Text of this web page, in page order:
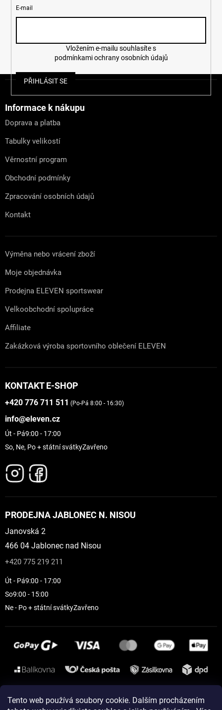
Tento web používá soubory cookie. Dalším procházením
E-mail
podmínkami ochrany osobních údajů
PŘIHLÁSIT SE
Informace k nákupu
Doprava a platba
Tabulky velikostí
Věrnostní program
Obchodní podmínky
Zpracování osobních údajů
Kontakt
Výměna nebo vrácení zboží
Moje objednávka
Prodejna ELEVEN sportswear
Velkoobchodní spolupráce
Affiliate
Zakázková výroba sportovního oblečení ELEVEN
KONTAKT E-SHOP
+420 776 711 511 (Po-Pá 8:00 - 16:30)
info@eleven.cz
Út - Pá9:00 - 17:00
So, Ne, Po + státní svátkyZavřeno
PRODEJNA JABLONEC N. NISOU
Janovská 2
466 04 Jablonec nad Nisou
+420 775 219 211
Út - Pá9:00 - 17:00
So9:00 - 15:00
Ne - Po + státní svátkyZavřeno
Instagram